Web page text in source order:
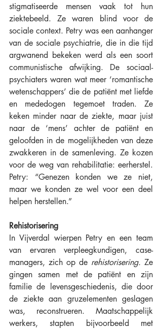
stigmatiseerde mensen vaak tot hun
ziektebeeld. Ze waren blind voor de
sociale context. Petry was een aanhanger
van de sociale psychiatrie, die in die tijd
argwanend bekeken werd als een soort
communistische afwijking. De sociaal-
psychiaters waren wat meer ‘romantische
wetenschappers’ die de patiënt met liefde
en mededogen tegemoet traden. Ze
keken minder naar de ziekte, maar juist
naar de ‘mens’ achter de patiënt en
geloofden in de mogelijkheden van deze
zwakkeren in de samenleving. Ze kozen
voor de weg van rehabilitatie: eerherstel.
Petry: “Genezen konden we ze niet,
maar we konden ze wel voor een deel
helpen herstellen.”
Rehistorisering
In Vijverdal wierpen Petry en een team
van ervaren verpleegkundigen, case-
managers, zich op de rehistorisering. Ze
gingen samen met de patiënt en zijn
familie de levensgeschiedenis, die door
de ziekte aan gruzelementen geslagen
was, reconstrueren. Maatschappelijk
werkers, stapten bijvoorbeeld met